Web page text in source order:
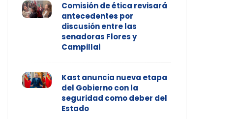
Comisión de ética revisará
antecedentes por
discusión entre las
senadoras Flores y
Campillai
Kast anuncia nueva etapa
del Gobierno con la
seguridad como deber del
Estado